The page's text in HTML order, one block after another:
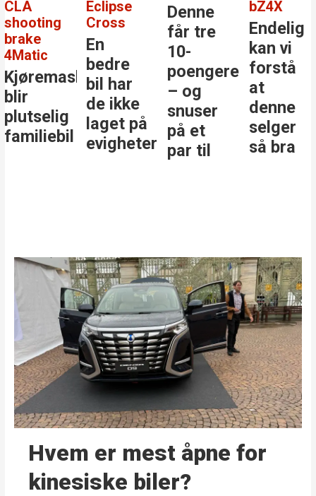
CLA
shooting
brake
4Matic
Kjøremaskinen
blir
plutselig
familiebil
Eclipse
Cross
En
bedre
bil har
de ikke
laget på
evigheter
Denne
får tre
10-
poengere
– og
snuser
på et
par til
bZ4X
Endelig
kan vi
forstå
at
denne
selger
så bra
Hvem er mest åpne for
kinesiske biler?